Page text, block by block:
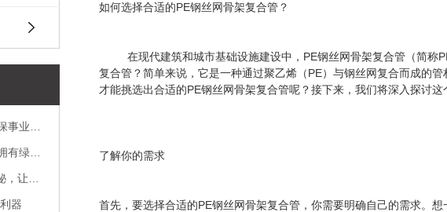
护航
保的生
了解
器
如何选择合适的PE钢丝网骨架复合管？
在现代建筑和城市基础设施建设中，PE钢丝网骨架复合管（简称
复合管？简单来说，它是一种通过聚乙烯（PE）与钢丝网复合而成的
才能挑选出合适的PE钢丝网骨架复合管呢？接下来，我们将深入探讨这
了解你的需求
首先，要选择合适的PE钢丝网骨架复合管，你需要明确自己的需求。